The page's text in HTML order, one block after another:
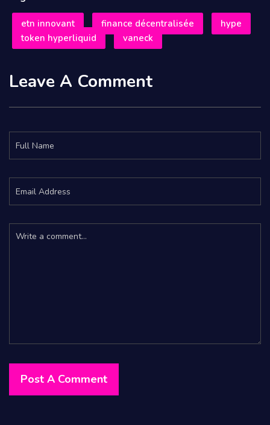
etn innovant finance décentralisée
hype
token hyperliquid
vaneck
Leave A Comment